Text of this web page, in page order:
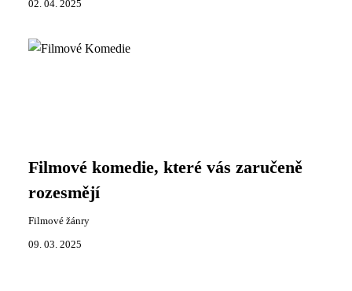
02. 04. 2025
Filmové komedie, které vás zaručeně
rozesmějí
Filmové žánry
09. 03. 2025